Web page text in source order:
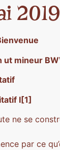
2019
ut mineur
I[1]
ne se
par ce